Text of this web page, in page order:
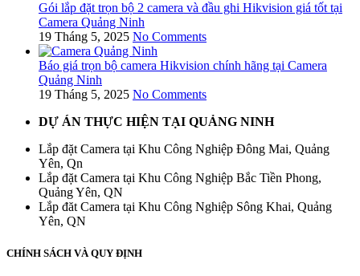
Gói lắp đặt trọn bộ 2 camera và đầu ghi Hikvision giá tốt tại
Camera Quảng Ninh
19 Tháng 5, 2025 No Comments
Báo giá trọn bộ camera Hikvision chính hãng tại Camera
Quảng Ninh
19 Tháng 5, 2025 No Comments
DỰ ÁN THỰC HIỆN TẠI QUẢNG NINH
Lắp đặt Camera tại Khu Công Nghiệp Đông Mai, Quảng
Yên, Qn
Lắp đặt Camera tại Khu Công Nghiệp Bắc Tiền Phong,
Quảng Yên, QN
Lắp đăt Camera tại Khu Công Nghiệp Sông Khai, Quảng
Yên, QN
CHÍNH SÁCH VÀ QUY ĐỊNH